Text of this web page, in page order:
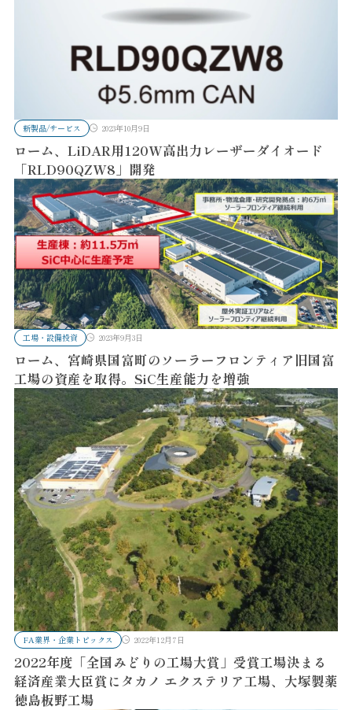
新製品/サービス 2023年10月9日
ローム、LiDAR用120W高出力レーザーダイオード
「RLD90QZW8」開発
工場・設備投資 2023年9月3日
ローム、宮崎県国富町のソーラーフロンティア旧国富
工場の資産を取得。SiC生産能力を増強
FA業界・企業トピックス 2022年12月7日
2022年度「全国みどりの工場大賞」受賞工場決まる
経済産業大臣賞にタカノ エクステリア工場、大塚製薬
徳島板野工場